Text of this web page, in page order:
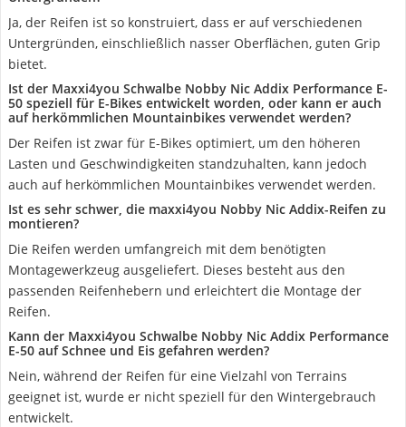
Ja, der Reifen ist so konstruiert, dass er auf verschiedenen
Untergründen, einschließlich nasser Oberflächen, guten Grip
bietet.
Ist der Maxxi4you Schwalbe Nobby Nic Addix Performance E-
50 speziell für E-Bikes entwickelt worden, oder kann er auch
auf herkömmlichen Mountainbikes verwendet werden?
Der Reifen ist zwar für E-Bikes optimiert, um den höheren
Lasten und Geschwindigkeiten standzuhalten, kann jedoch
auch auf herkömmlichen Mountainbikes verwendet werden.
Ist es sehr schwer, die maxxi4you Nobby Nic Addix-Reifen zu
montieren?
Die Reifen werden umfangreich mit dem benötigten
Montagewerkzeug ausgeliefert. Dieses besteht aus den
passenden Reifenhebern und erleichtert die Montage der
Reifen.
Kann der Maxxi4you Schwalbe Nobby Nic Addix Performance
E-50 auf Schnee und Eis gefahren werden?
Nein, während der Reifen für eine Vielzahl von Terrains
geeignet ist, wurde er nicht speziell für den Wintergebrauch
entwickelt.